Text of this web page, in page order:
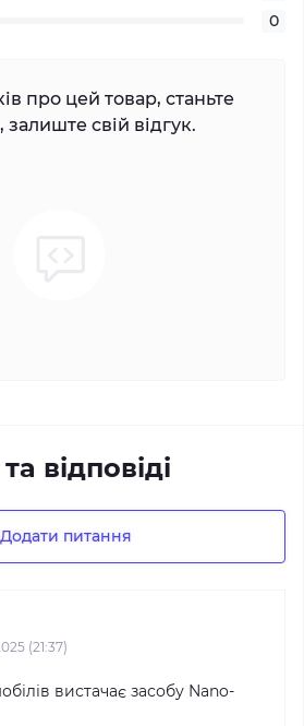
0
про цей товар, станьте
свій відгук.
відповіді
питання
(21:37)
вистачає засобу Nano-